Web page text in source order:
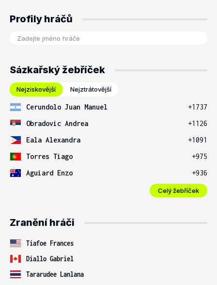
Profily hráčů
Sázkařský žebříček
Nejziskovější Nejztrátovější
Cerundolo Juan Manuel
+1737
Obradovic Andrea
+1126
Eala Alexandra
+1091
Torres Tiago
+975
Aguiard Enzo
+936
Celý žebříček
Zranění hráči
Tiafoe Frances
Diallo Gabriel
Tararudee Lanlana